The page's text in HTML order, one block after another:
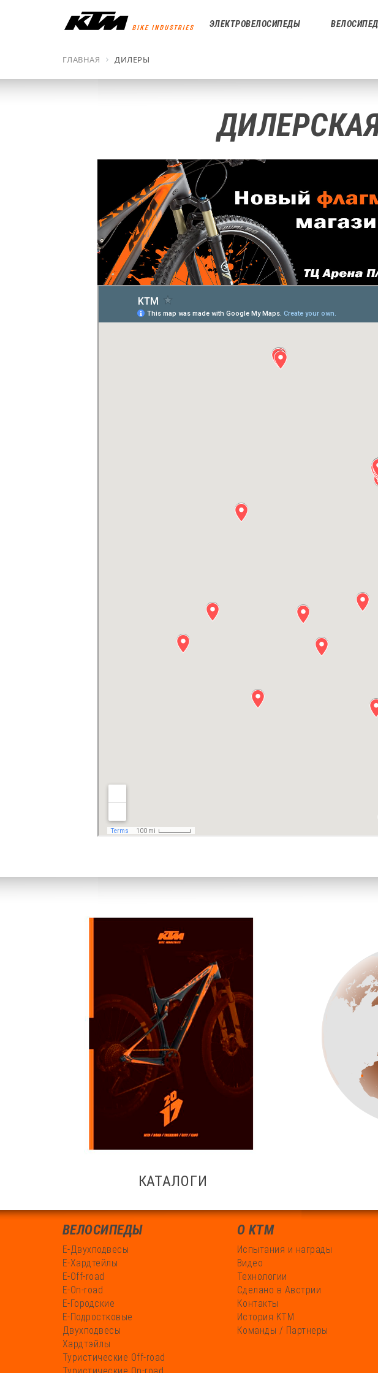
ЭЛЕКТРОВЕЛОСИПЕДЫ
ГЛАВНАЯ ДИЛЕРЫ
КАТАЛОГИ
ВЕЛОСИПЕДЫ
Е-Двухподвесы
Е-Хардтейлы
Е-Off-road
Е-On-road
Е-Городские
Е-Подростковые
Двухподвесы
Хардтэйлы
Туристические Off-road
О KTM
Испытания и награды
Видео
Технологии
Сделано в Австрии
Контакты
История KTM
Команды / Партнеры